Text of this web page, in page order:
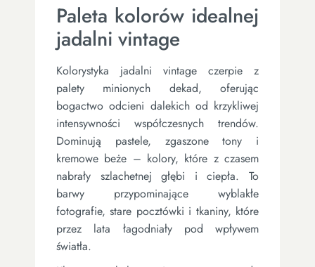
Paleta kolorów idealnej
jadalni vintage
Kolorystyka jadalni vintage czerpie z
palety minionych dekad, oferując
bogactwo odcieni dalekich od krzykliwej
intensywności współczesnych trendów.
Dominują pastele, zgaszone tony i
kremowe beże – kolory, które z czasem
nabrały szlachetnej głębi i ciepła. To
barwy przypominające wyblakłe
fotografie, stare pocztówki i tkaniny, które
przez lata łagodniały pod wpływem
światła.